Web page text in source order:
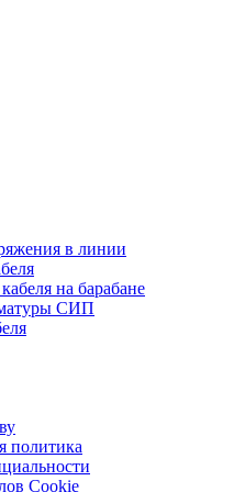
в линии
на барабане
СИП
политика
Cookie